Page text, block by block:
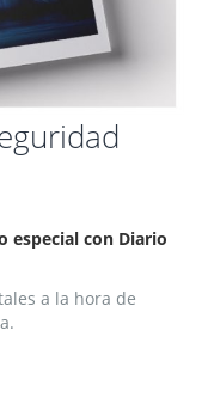
especial con Diario
a la hora de